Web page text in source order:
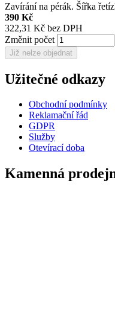
Zavírání na pérák. Šířka
390 Kč
322,31 Kč bez DPH
Změnit počet
Již nelze objednat
Užitečné odkazy
Obchodní podmínky
Reklamační řád
GDPR
Služby
Otevírací doba
Kamenná